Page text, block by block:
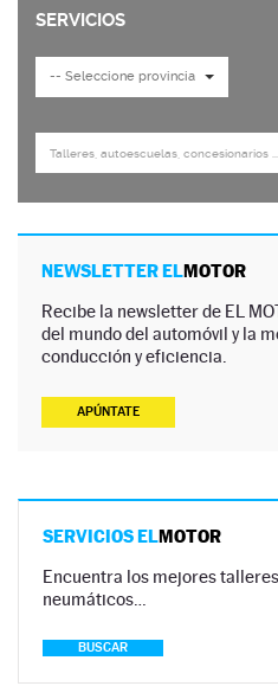
NEWSLETTER ELMOTOR
Recibe la newsletter de EL
del mundo del automóvil y la
conducción y eficiencia.
APÚNTATE
SERVICIOS ELMOTOR
Encuentra los mejores
neumáticos…
BUSCAR